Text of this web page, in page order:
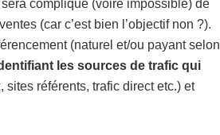
compliqué (voire impossible) de
(car c’est bien l’objectif non ?).
(naturel et/ou payant selon
les sources de trafic qui
référents, trafic direct etc.) et